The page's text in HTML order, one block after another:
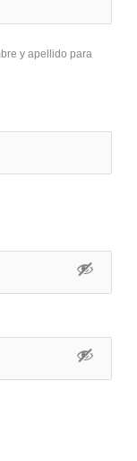
y apellido para